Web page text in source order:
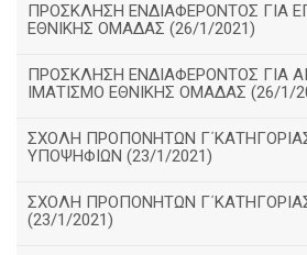
ΠΡΟΣΚΛΗΣΗ ΕΝΔΙΑΦΕΡΟΝΤΟΣ ΓΙΑ
ΕΘΝΙΚΗΣ ΟΜΑΔΑΣ (26/1/2021)
ΠΡΟΣΚΛΗΣΗ ΕΝΔΙΑΦΕΡΟΝΤΟΣ ΓΙΑ
ΙΜΑΤΙΣΜΟ ΕΘΝΙΚΗΣ ΟΜΑΔΑΣ (26/1/
ΣΧΟΛΗ ΠΡΟΠΟΝΗΤΩΝ Γ΄ΚΑΤΗΓΟΡΙΑΣ
ΥΠΟΨΗΦΙΩΝ (23/1/2021)
ΣΧΟΛΗ ΠΡΟΠΟΝΗΤΩΝ
(23/1/2021)